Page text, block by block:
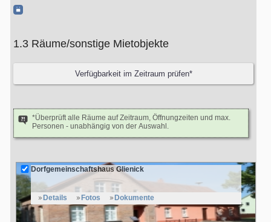
1.3 Räume/sonstige Mietobjekte
*Überprüft alle Räume auf Zeitraum, Öffnungzeiten und max.
Personen - unabhängig von der Auswahl.
Dorfgemeinschaftshaus Glienick
Details Fotos Dokumente